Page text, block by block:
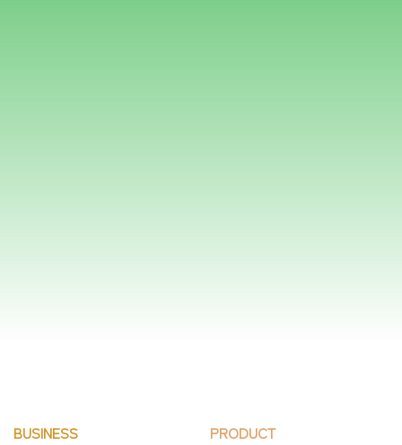
BUSINESS PRODUCT